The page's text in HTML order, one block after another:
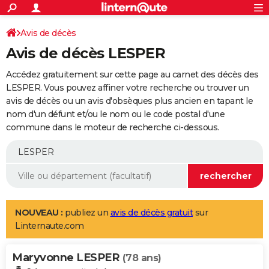
ACTUALITÉS
Politique
Société
Faits Divers
Education
Monde
Villes
+
SPORT
Coupe du monde 2026
Football
Tennis
Cyclisme
Rugby
Forum
Programme TV
TNTStreaming
Cinéma
Sorties cinéma
Musique
+FINANCE
Retraite
Epargne
Immobilier
Risques naturels par ville
Banque
Assurance
AUTO
Essais
Réserver un essai
Citadines
Berlines
SUV
Forum auto
+
Mobiles
Meilleur smartphone
Internet
Ordinateurs
Jeux vidéo
Guide high-tech
Aménagement intérieur
LIFESTYLE
Art de vivre
Bien-être
Loisirs
Mode
Modes de vie
Alimentation
Guide de la santé
Maladies
Médicaments
Sommeil
VOYAGE
Avis de décès
Avis de décès LESPER
Accédez gratuitement sur cette page au carnet des décès des
LESPER. Vous pouvez affiner votre recherche ou trouver un
avis de décès ou un avis d'obsèques plus ancien en tapant le
nom d'un défunt et/ou le nom ou le code postal d'une
commune dans le moteur de recherche ci-dessous.
NOUVEAU : publiez un avis de décès gratuitsur
Linternaute.com
Maryvonne LESPER (78 ans)